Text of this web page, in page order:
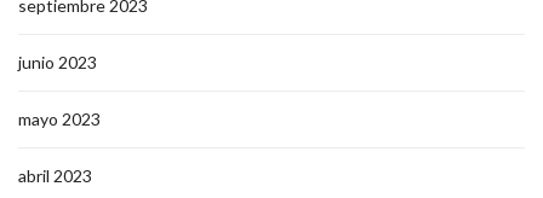
septiembre 2023
junio 2023
mayo 2023
abril 2023